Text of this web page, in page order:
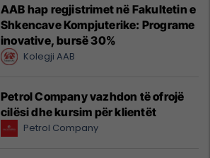
AAB hap regjistrimet në Fakultetin e
Shkencave Kompjuterike: Programe
inovative, bursë 30%
Kolegji AAB
Petrol Company vazhdon të ofrojë
cilësi dhe kursim për klientët
Petrol Company